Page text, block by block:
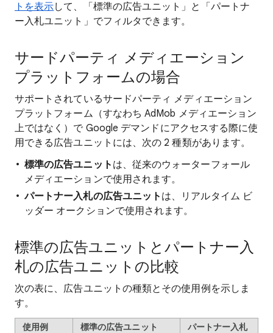
トを表示して、「標準の広告ユニット」と「パートナ
ー入札ユニット」でフィルタできます。
サードパーティ メディエーション
プラットフォームの場合
サポートされているサードパーティ メディエーション
プラットフォーム（すなわち AdMob メディエーション
上ではなく）で Google デマンドにアクセスする際に使
用できる広告ユニットには、次の 2 種類があります。
標準の広告ユニット は、従来のウォーターフォール
メディエーションで使用されます。
パートナー入札の広告ユニット は、リアルタイム ビ
ッダー オークションで使用されます。
標準の広告ユニットとパートナー入
札の広告ユニットの比較
次の表に、広告ユニットの種類とその使用例を示しま
す。
使用例 標準の広告ユニット
パートナー入札